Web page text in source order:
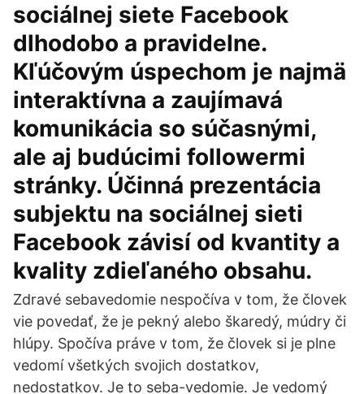
sociálnej siete Facebook
dlhodobo a pravidelne.
Kľúčovým úspechom je najmä
interaktívna a zaujímavá
komunikácia so súčasnými,
ale aj budúcimi followermi
stránky. Účinná prezentácia
subjektu na sociálnej sieti
Facebook závisí od kvantity a
kvality zdieľaného obsahu.
Zdravé sebavedomie nespočíva v tom, že človek
vie povedať, že je pekný alebo škaredý, múdry či
hlúpy. Spočíva práve v tom, že človek si je plne
vedomí všetkých svojich dostatkov,
nedostatkov. Je to seba-vedomie. Je vedomý